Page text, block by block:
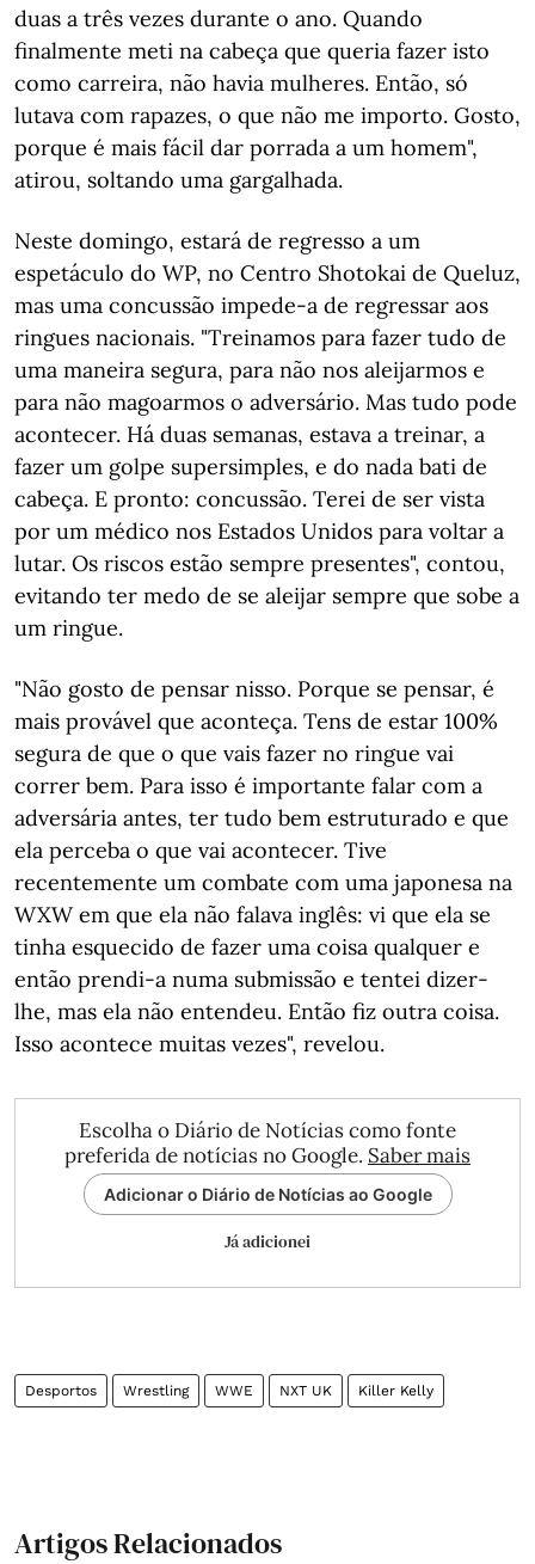
duas a três vezes durante o ano. Quando
finalmente meti na cabeça que queria fazer isto
como carreira, não havia mulheres. Então, só
lutava com rapazes, o que não me importo. Gosto,
porque é mais fácil dar porrada a um homem",
atirou, soltando uma gargalhada.
Neste domingo, estará de regresso a um
espetáculo do WP, no Centro Shotokai de Queluz,
mas uma concussão impede-a de regressar aos
ringues nacionais. "Treinamos para fazer tudo de
uma maneira segura, para não nos aleijarmos e
para não magoarmos o adversário. Mas tudo pode
acontecer. Há duas semanas, estava a treinar, a
fazer um golpe supersimples, e do nada bati de
cabeça. E pronto: concussão. Terei de ser vista
por um médico nos Estados Unidos para voltar a
lutar. Os riscos estão sempre presentes", contou,
evitando ter medo de se aleijar sempre que sobe a
um ringue.
"Não gosto de pensar nisso. Porque se pensar, é
mais provável que aconteça. Tens de estar 100%
segura de que o que vais fazer no ringue vai
correr bem. Para isso é importante falar com a
adversária antes, ter tudo bem estruturado e que
ela perceba o que vai acontecer. Tive
recentemente um combate com uma japonesa na
WXW em que ela não falava inglês: vi que ela se
tinha esquecido de fazer uma coisa qualquer e
então prendi-a numa submissão e tentei dizer-
lhe, mas ela não entendeu. Então fiz outra coisa.
Isso acontece muitas vezes", revelou.
Escolha o Diário de Notícias como fonte
preferida de notícias no Google. Saber mais
Adicionar o Diário de Notícias ao Google
Já adicionei
Desportos Wrestling WWE NXT UK Killer Kelly
Artigos Relacionados